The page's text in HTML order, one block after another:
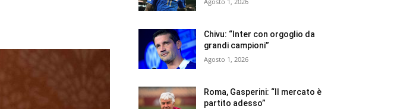
Chivu: “Inter con orgoglio da
grandi campioni”
Agosto 1, 2026
Roma, Gasperini: “Il mercato è
partito adesso”